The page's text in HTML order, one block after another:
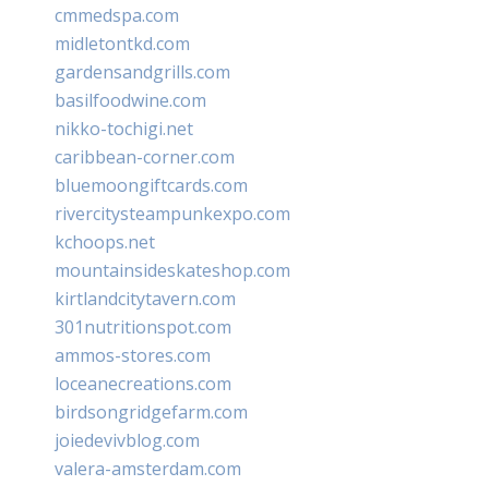
cmmedspa.com
midletontkd.com
gardensandgrills.com
basilfoodwine.com
nikko-tochigi.net
caribbean-corner.com
bluemoongiftcards.com
rivercitysteampunkexpo.com
kchoops.net
mountainsideskateshop.com
kirtlandcitytavern.com
301nutritionspot.com
ammos-stores.com
loceanecreations.com
birdsongridgefarm.com
joiedevivblog.com
valera-amsterdam.com